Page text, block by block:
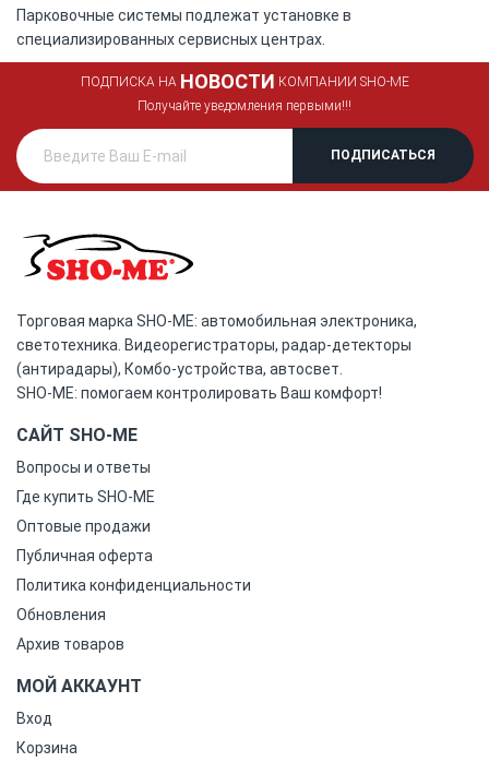
Парковочные системы подлежат установке в
специализированных сервисных центрах.
ПОДПИСКА НА НОВОСТИ КОМПАНИИ SHO-ME
Получайте уведомления первыми!!!
Торговая марка SHO-ME: автомобильная электроника,
светотехника. Видеорегистраторы, радар-детекторы
(антирадары), Комбо-устройства, автосвет.
SHO-ME: помогаем контролировать Ваш комфорт!
САЙТ SHO-ME
Вопросы и ответы
Где купить SHO-ME
Оптовые продажи
Публичная оферта
Политика конфиденциальности
Обновления
Архив товаров
МОЙ АККАУНТ
Вход
Корзина